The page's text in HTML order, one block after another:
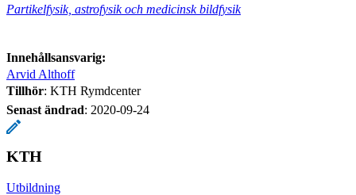
Partikelfysik, astrofysik och medicinsk bildfysik
Innehållsansvarig:
Arvid Althoff
Tillhör: KTH Rymdcenter
Senast ändrad: 2020-09-24
KTH
Utbildning